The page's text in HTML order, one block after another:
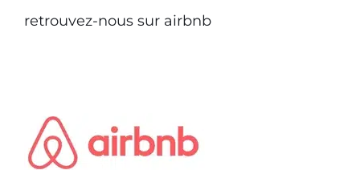
retrouvez-nous sur airbnb